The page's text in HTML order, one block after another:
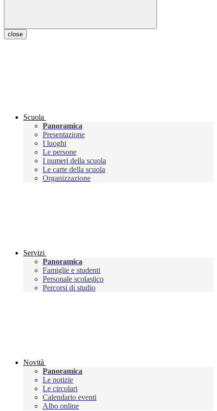
close
Scuola
Panoramica
Presentazione
I luoghi
Le persone
I numeri della scuola
Le carte della scuola
Organizzazione
Servizi
Panoramica
Famiglie e studenti
Personale scolastico
Percorsi di studio
Novità
Panoramica
Le notizie
Le circolari
Calendario eventi
Albo online